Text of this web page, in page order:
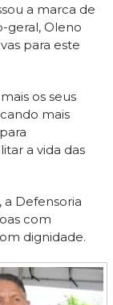
a marca de
geral, Oleno
para este
os seus
mais
a vida das
Defensoria
com
dignidade.